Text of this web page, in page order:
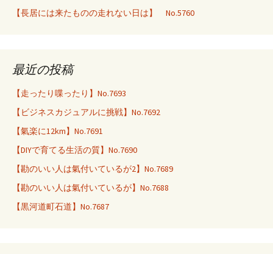
【長居には来たものの走れない日は】 No.5760
最近の投稿
【走ったり喋ったり】No.7693
【ビジネスカジュアルに挑戦】No.7692
【氣楽に12km】No.7691
【DIYで育てる生活の質】No.7690
【勘のいい人は氣付いているが2】No.7689
【勘のいい人は氣付いているが】No.7688
【黒河道町石道】No.7687